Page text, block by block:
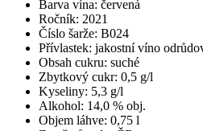
Barva vína: červená
Ročník: 2021
Číslo šarže: B024
Přívlastek: jakostní víno
Obsah cukru: suché
Zbytkový cukr: 0,5 g/l
Kyseliny: 5,3 g/l
Alkohol: 14,0 % obj.
Objem láhve: 0,75 l